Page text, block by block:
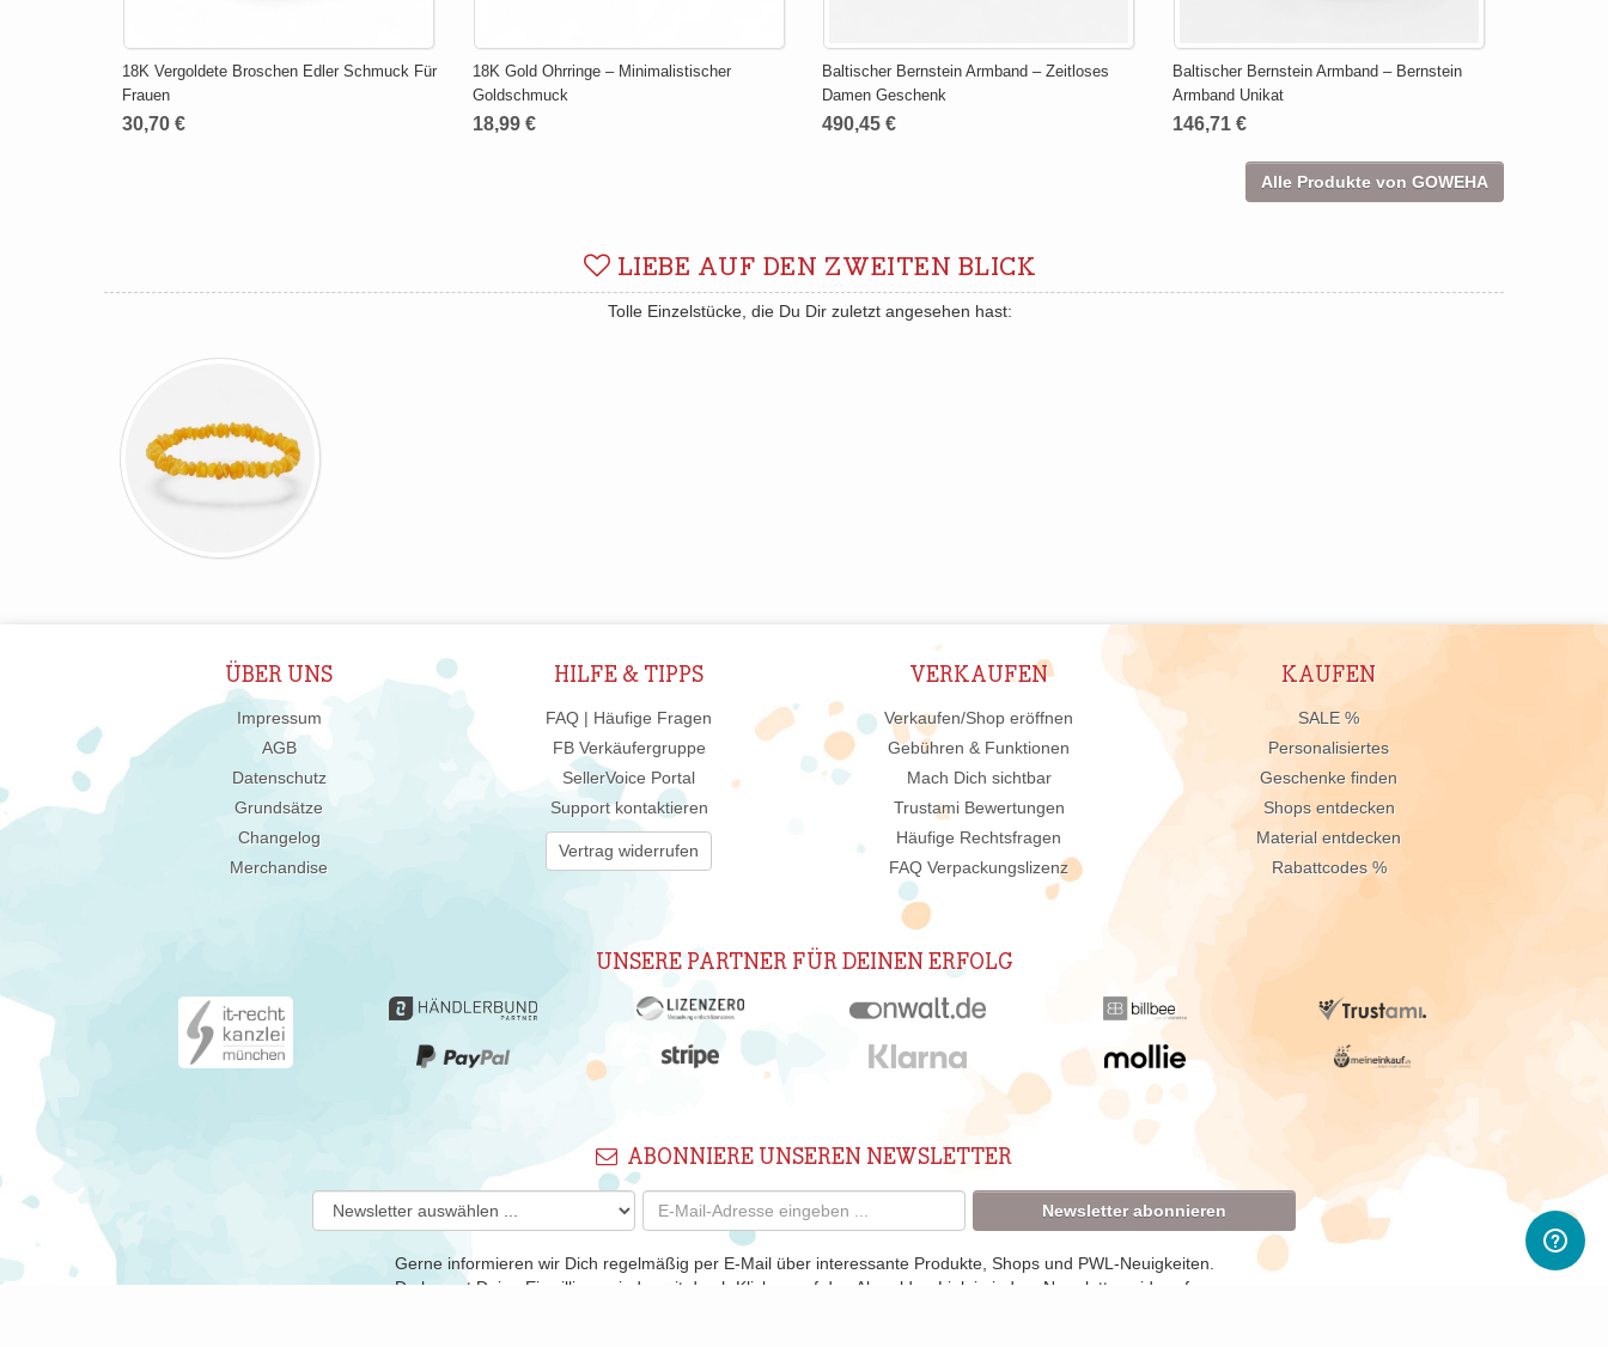
18K Vergoldete Broschen Edler Schmuck Für
Frauen
30,70 €
18K Gold Ohrringe – Minimalistischer
Goldschmuck
18,99 €
Baltischer Bernstein Armband – Zeitloses
Damen Geschenk
490,45 €
Baltischer Bernstein Armband – Bernstein
Armband Unikat
146,71 €
Alle Produkte von GOWEHA
LIEBE AUF DEN ZWEITEN BLICK
Tolle Einzelstücke, die Du Dir zuletzt angesehen hast:
ÜBER UNS
Impressum
AGB
Datenschutz
Grundsätze
Changelog
Merchandise
HILFE & TIPPS
FAQ | Häufige Fragen
FB Verkäufergruppe
SellerVoice Portal
Support kontaktieren
Vertrag widerrufen
VERKAUFEN
Verkaufen/Shop eröffnen
Gebühren & Funktionen
Mach Dich sichtbar
Trustami Bewertungen
Häufige Rechtsfragen
FAQ Verpackungslizenz
KAUFEN
SALE %
Personalisiertes
Geschenke finden
Shops entdecken
Material entdecken
Rabattcodes %
UNSERE PARTNER FÜR DEINEN ERFOLG
ABONNIERE UNSEREN NEWSLETTER
Newsletter abonnieren
Gerne informieren wir Dich regelmäßig per E-Mail über interessante Produkte, Shops und PWL-Neuigkeiten.
Du kannst Deine Einwilligung jederzeit durch Klicken auf den Abmelden-Link in jedem Newsletter widerrufen.